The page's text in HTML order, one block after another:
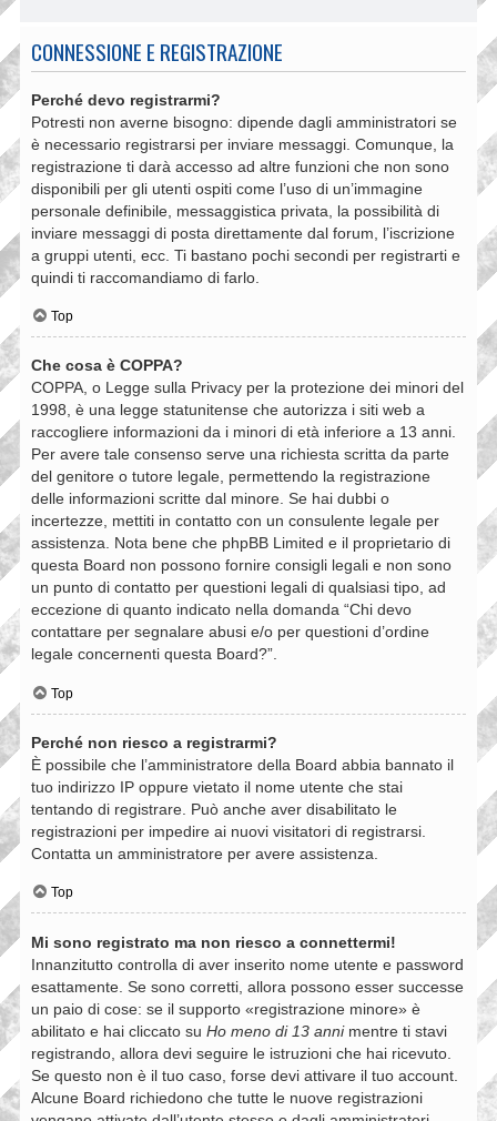
CONNESSIONE E REGISTRAZIONE
Perché devo registrarmi?
Potresti non averne bisogno: dipende dagli amministratori se
è necessario registrarsi per inviare messaggi. Comunque, la
registrazione ti darà accesso ad altre funzioni che non sono
disponibili per gli utenti ospiti come l’uso di un’immagine
personale definibile, messaggistica privata, la possibilità di
inviare messaggi di posta direttamente dal forum, l’iscrizione
a gruppi utenti, ecc. Ti bastano pochi secondi per registrarti e
quindi ti raccomandiamo di farlo.
Top
Che cosa è COPPA?
COPPA, o Legge sulla Privacy per la protezione dei minori del
1998, è una legge statunitense che autorizza i siti web a
raccogliere informazioni da i minori di età inferiore a 13 anni.
Per avere tale consenso serve una richiesta scritta da parte
del genitore o tutore legale, permettendo la registrazione
delle informazioni scritte dal minore. Se hai dubbi o
incertezze, mettiti in contatto con un consulente legale per
assistenza. Nota bene che phpBB Limited e il proprietario di
questa Board non possono fornire consigli legali e non sono
un punto di contatto per questioni legali di qualsiasi tipo, ad
eccezione di quanto indicato nella domanda “Chi devo
contattare per segnalare abusi e/o per questioni d’ordine
legale concernenti questa Board?”.
Top
Perché non riesco a registrarmi?
È possibile che l’amministratore della Board abbia bannato il
tuo indirizzo IP oppure vietato il nome utente che stai
tentando di registrare. Può anche aver disabilitato le
registrazioni per impedire ai nuovi visitatori di registrarsi.
Contatta un amministratore per avere assistenza.
Top
Mi sono registrato ma non riesco a connettermi!
Innanzitutto controlla di aver inserito nome utente e password
esattamente. Se sono corretti, allora possono esser successe
un paio di cose: se il supporto «registrazione minore» è
abilitato e hai cliccato su Ho meno di 13 annimentre ti stavi
registrando, allora devi seguire le istruzioni che hai ricevuto.
Se questo non è il tuo caso, forse devi attivare il tuo account.
Alcune Board richiedono che tutte le nuove registrazioni